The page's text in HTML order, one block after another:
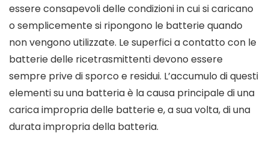
essere consapevoli delle condizioni in cui si caricano
o semplicemente si ripongono le batterie quando
non vengono utilizzate. Le superfici a contatto con le
batterie delle ricetrasmittenti devono essere
sempre prive di sporco e residui. L’accumulo di questi
elementi su una batteria è la causa principale di una
carica impropria delle batterie e, a sua volta, di una
durata impropria della batteria.